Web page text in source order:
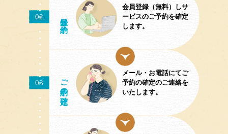
02 ／予約
会員登録（無料）しサ
ービスのご予約を確定
します。
03
ご予約
の確定
メール・お電話にてご
予約の確定のご連絡を
いたします。